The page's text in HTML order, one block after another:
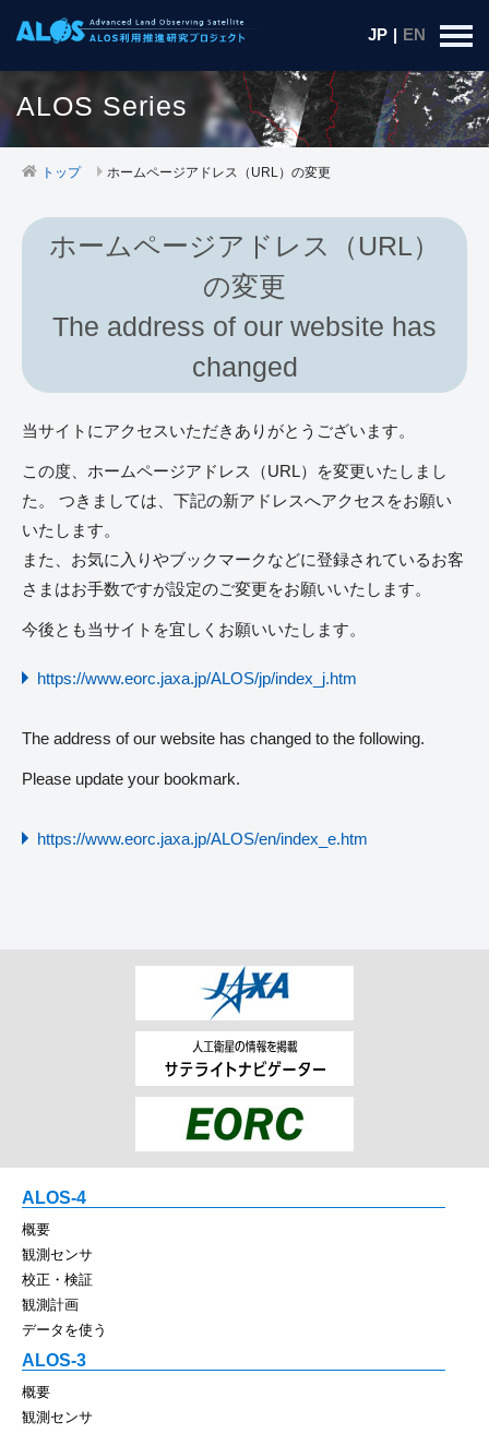
JP | EN
ALOS Series
トップ ホームページアドレス（URL）の変更
ホームページアドレス（URL）
の変更
The address of our website has
changed
当サイトにアクセスいただきありがとうございます。
この度、ホームページアドレス（URL）を変更いたしまし
た。 つきましては、下記の新アドレスへアクセスをお願い
いたします。
また、お気に入りやブックマークなどに登録されているお客
さまはお手数ですが設定のご変更をお願いいたします。
今後とも当サイトを宜しくお願いいたします。
https://www.eorc.jaxa.jp/ALOS/jp/index_j.htm
The address of our website has changed to the following.
Please update your bookmark.
https://www.eorc.jaxa.jp/ALOS/en/index_e.htm
ALOS-4
概要
観測センサ
校正・検証
観測計画
データを使う
ALOS-3
概要
観測センサ